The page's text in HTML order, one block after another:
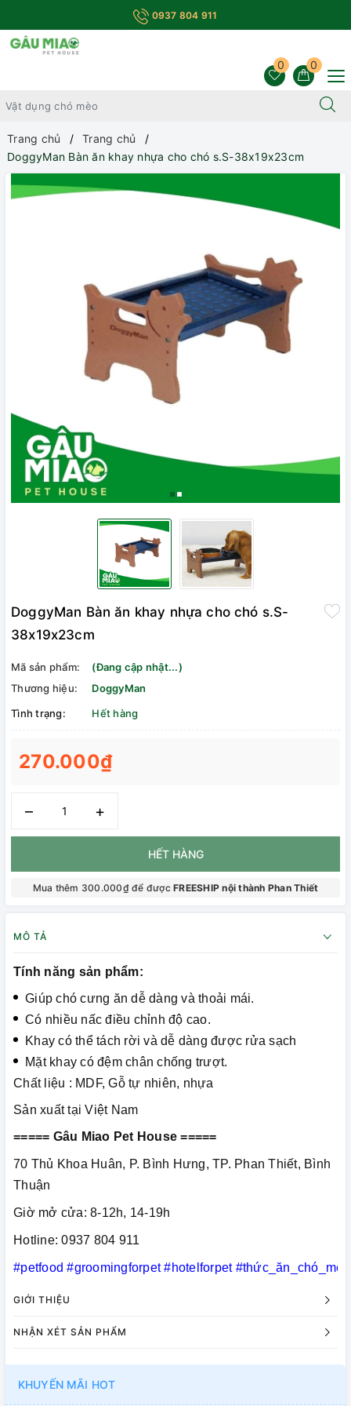
0937 804 911
0
0
Trang chủ
Trang chủ
DoggyMan Bàn ăn khay nhựa cho chó s.S-38x19x23cm
DoggyMan Bàn ăn khay nhựa cho chó s.S-
38x19x23cm
Mã sản phẩm:
(Đang cập nhật...)
Thương hiệu:
DoggyMan
Tình trạng:
Hết hàng
270.000₫
– +
HẾT HÀNG
Mua thêm 300.000₫ để đượcFREESHIP nội thành Phan Thiết
MÔ TẢ
Tính năng sản phẩm:
Giúp chó cưng ăn dễ dàng và thoải mái.
Có nhiều nấc điều chỉnh độ cao.
Khay có thể tách rời và dễ dàng được rửa sạch
Mặt khay có đệm chân chống trượt.
Chất liệu : MDF, Gỗ tự nhiên, nhựa
Sản xuất tại Việt Nam
===== Gâu Miao Pet House =====
70 Thủ Khoa Huân, P. Bình Hưng, TP. Phan Thiết, Bình
Thuận
Giờ mở cửa: 8-12h, 14-19h
Hotline: 0937 804 911
#petfood #groomingforpet #hotelforpet #thức_ăn_chó_mèo
GIỚI THIỆU
NHẬN XÉT SẢN PHẨM
KHUYẾN MÃI HOT